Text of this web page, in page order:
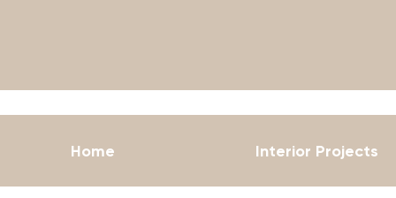
Home Interior Projects